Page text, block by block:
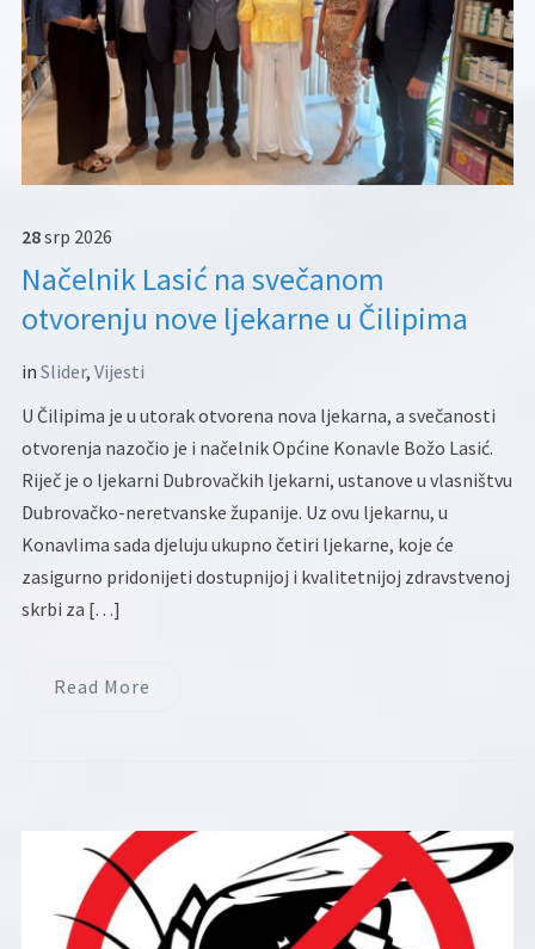
28srp 2026
Načelnik Lasić na svečanom
otvorenju nove ljekarne u Čilipima
in Slider, Vijesti
U Čilipima je u utorak otvorena nova ljekarna, a svečanosti
otvorenja nazočio je i načelnik Općine Konavle Božo Lasić.
Riječ je o ljekarni Dubrovačkih ljekarni, ustanove u vlasništvu
Dubrovačko-neretvanske županije. Uz ovu ljekarnu, u
Konavlima sada djeluju ukupno četiri ljekarne, koje će
zasigurno pridonijeti dostupnijoj i kvalitetnijoj zdravstvenoj
skrbi za […]
Read More